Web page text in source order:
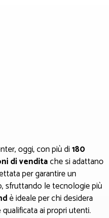
oggi, con più di180
di venditache si adattano
per garantire un
sfruttando le tecnologie più
è ideale per chi desidera
ai propri utenti.